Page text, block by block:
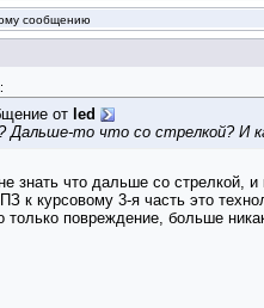
сообщению
от led
Дальше-то что со стрелкой? И
знать что дальше со стрелкой,
к курсовому 3-я часть это
только повреждение, больше